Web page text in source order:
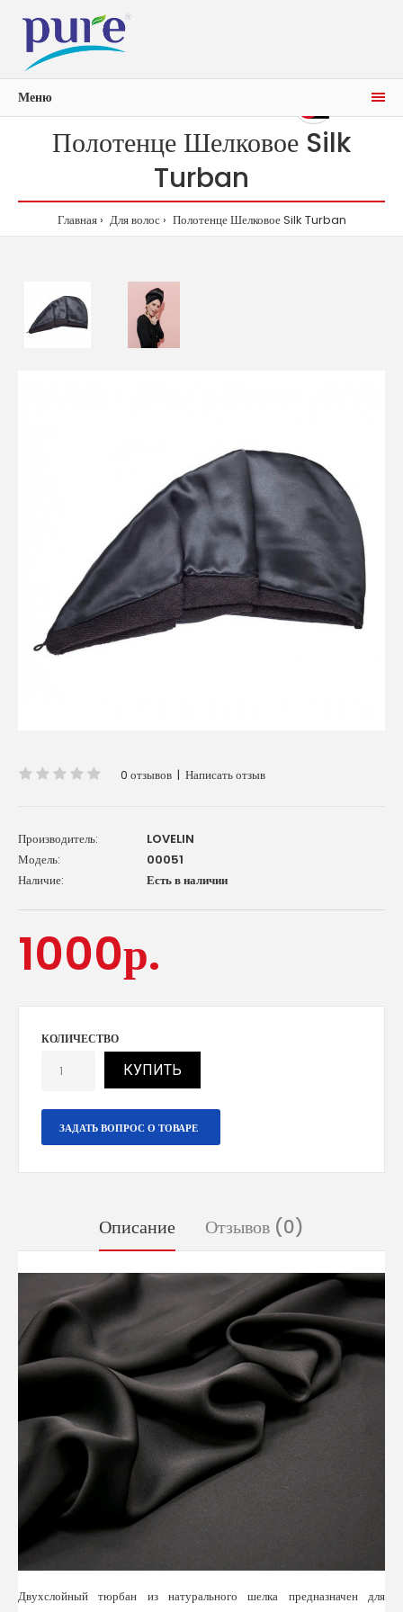
Меню
Полотенце Шелковое Silk
Turban
Главная Для волос Полотенце Шелковое Silk Turban
0 отзывов | Написать отзыв
Производитель:
LOVELIN
Модель:
00051
Наличие:
Есть в наличии
1000р.
КОЛИЧЕСТВО
КУПИТЬ
ЗАДАТЬ ВОПРОС О ТОВАРЕ
Описание Отзывов (0)
Двухслойный тюрбан из натурального шелка предназначен для